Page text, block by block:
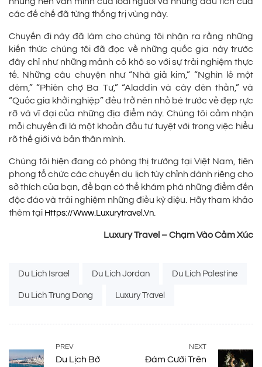
các đế chế đã từng thống trị vùng này.
Chuyến đi này đã làm cho chúng tôi nhận ra rằng những
kiến thức chúng tôi đã đọc về những quốc gia này trước
đây chỉ như những mảnh cỏ khô so với sự trải nghiệm thực
tế. Những câu chuyện như “Nhà giả kim,” “Nghìn lẻ một
đêm,” “Phiên chợ Ba Tư,” “Aladdin và cây đèn thần,” và
“Quốc gia khởi nghiệp” đều trở nên nhỏ bé trước vẻ đẹp rực
rỡ và vĩ đại của những địa điểm này. Chúng tôi cảm nhận
mỗi chuyến đi là một khoản đầu tư tuyệt vời trong việc hiểu
rõ thế giới và bản thân mình.
Chúng tôi hiện đang có phòng thị trường tại Việt Nam, tiên
phong tổ chức các chuyến du lịch tùy chỉnh dành riêng cho
sở thích của bạn, để bạn có thể khám phá những điểm đến
độc đáo và trải nghiệm những điều kỳ diệu. Hãy tham khảo
thêm tại Https://www.luxurytravel.vn
Luxury Travel – Chạm Vào Cảm Xúc
Tags:
Du Lich Israel Du Lich Jordan Du Lich Palestine
Du Lich Trung Dong Luxury Travel
PREV
Du Lịch Bờ
NEXT
Đám Cưới Trên